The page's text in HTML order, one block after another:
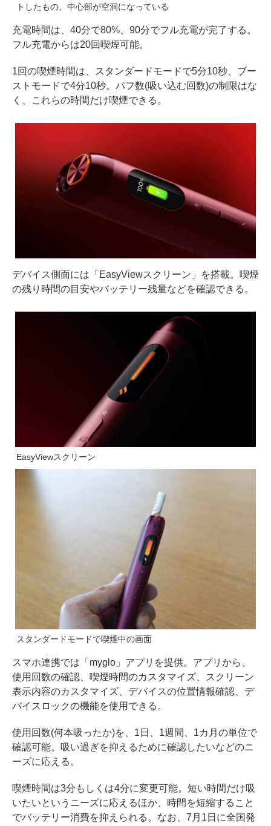
トしたもの。中心部が空洞になっている
充電時間は、40分で80%、90分でフル充電が完了する。
フル充電からは20回喫煙可能。
1回の喫煙時間は、スタンダードモードで5分10秒、ブー
ストモードで4分10秒。パフ数(吸い込む回数)の制限はな
く、これらの時間だけ喫煙できる。
デバイス側面には「EasyViewスクリーン」を搭載。喫煙
の残り時間の目安やバッテリー残量などを確認できる。
EasyViewスクリーン
スタンダードモードで喫煙中の画面
スマホ連携では「myglo」アプリを提供。アプリから、
使用回数の確認、喫煙時間のカスタマイズ、スクリーン
表示内容のカスタマイズ、デバイスの位置情報確認、デ
バイスロックの機能を使用できる。
使用回数(何本吸ったか)を、1日、1週間、1カ月の単位で
確認可能。吸い過ぎを抑えるために確認したいなどのニ
ーズに応える。
喫煙時間は3分もしくは4分に変更可能。短い時間だけ吸
いたいというニーズに応えるほか、時間を短縮すること
でバッテリー消費を抑えられる。なお、7月1日に全国発